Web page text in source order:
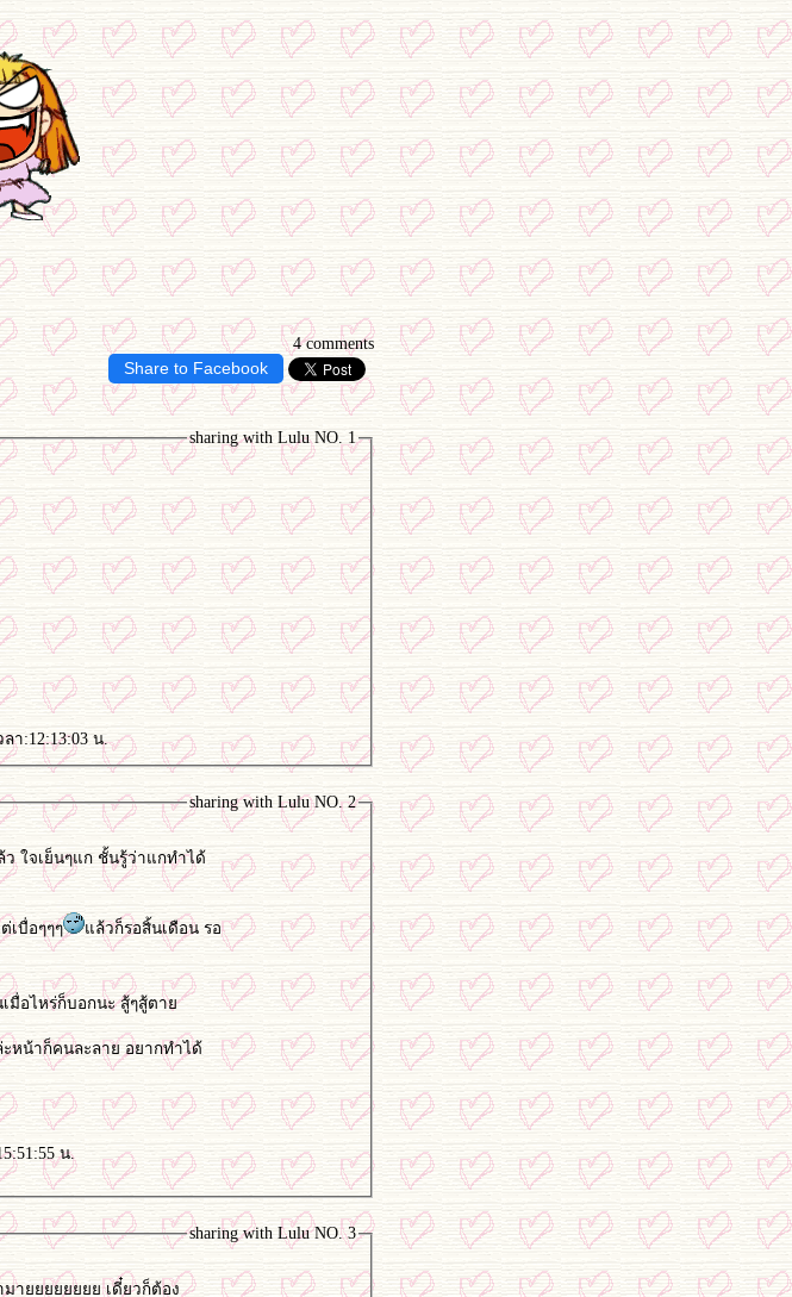
4 comments
Share to Facebook
sharing with Lulu NO. 1
า:12:13:03 น.
sharing with Lulu NO. 2
ว ใจเย็นๆแก ชั้นรู้ว่าแกทำได้
เบื่อๆๆๆ
ล้วก็รอสิ้นเดือน รอ
เมื่อไหร่ก็บอกนะ สู้ๆสู้ตา
หน้าก็คนละลาย อยากทำได้
น.
sharing with Lulu NO. 3